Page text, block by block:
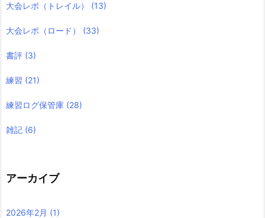
大会レポ（トレイル） (13)
大会レポ（ロード） (33)
書評 (3)
練習 (21)
練習ログ保管庫 (28)
雑記 (6)
アーカイブ
2026年2月 (1)